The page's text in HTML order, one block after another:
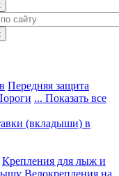
Передняя защита
... Показать все
(вкладыши) в
Крепления для лыж и
Велокрепления на